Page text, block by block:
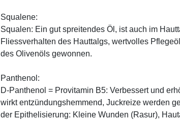
Squalene:
Squalen: Ein gut spreitendes Öl, ist auch im
Fliessverhalten des Hauttalgs, wertvolles
des Olivenöls gewonnen.
Panthenol:
D-Panthenol = Provitamin B5: Verbessert und
wirkt entzündungshemmend, Juckreize werden
der Epithelisierung: Kleine Wunden (Rasur),